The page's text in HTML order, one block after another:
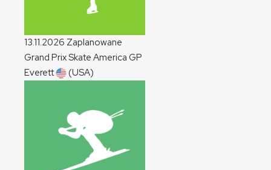
13.11.2026 Zaplanowane
Grand Prix Skate America GP
Everett
(USA)